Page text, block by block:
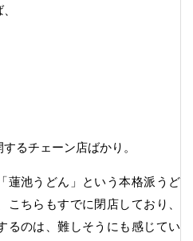
るチェーン店ばかり。
蓮池うどん」という本格派うど
ちらもすでに閉店しており、
るのは、難しそうにも感じてい